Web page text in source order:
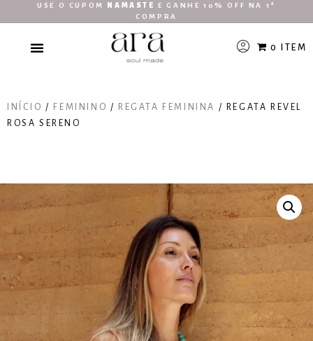
USE O CUPOM NAMASTE
E GANHE 10% OFF NA 1ª
COMPRA
0 ITEM
INÍCIO / FEMININO / REGATA FEMININA / REGATA REVEL
ROSA SERENO